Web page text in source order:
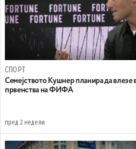
СПОРТ
Семејството Кушнер планира да влезе
првенства на ФИФА
пред 2 недели